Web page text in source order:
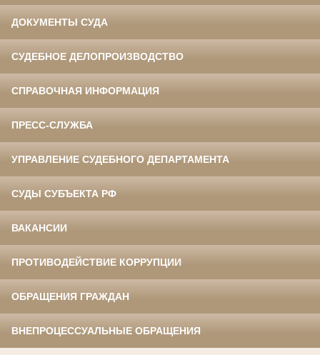
ДОКУМЕНТЫ СУДА
СУДЕБНОЕ ДЕЛОПРОИЗВОДСТВО
СПРАВОЧНАЯ ИНФОРМАЦИЯ
ПРЕСС-СЛУЖБА
УПРАВЛЕНИЕ СУДЕБНОГО ДЕПАРТАМЕНТА
СУДЫ СУБЪЕКТА РФ
ВАКАНСИИ
ПРОТИВОДЕЙСТВИЕ КОРРУПЦИИ
ОБРАЩЕНИЯ ГРАЖДАН
ВНЕПРОЦЕССУАЛЬНЫЕ ОБРАЩЕНИЯ